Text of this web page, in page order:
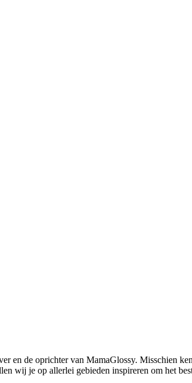
en de oprichter van MamaGlossy. Misschien
wij je op allerlei gebieden inspireren om het